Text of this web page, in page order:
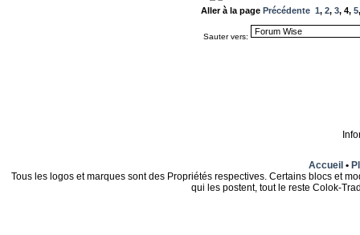
Aller à la page Précédente 1, 2, 3, 4, 5
Sauter vers:
Accueil •
Tous les logos et marques sont des Propriétés respectives. Certains blocs et
qui les postent, tout le reste Colok-